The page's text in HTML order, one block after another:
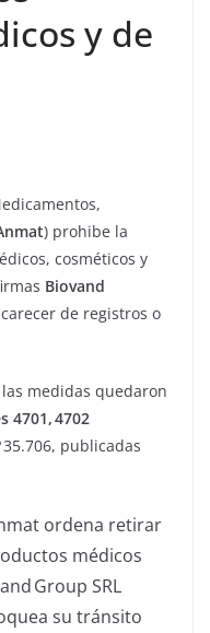
y de
) prohibe la
cosméticos y
Biovand
de registros o
medidas quedaron
4701, 4702
publicadas
ordena retirar
médicos
Group SRL
su tránsito